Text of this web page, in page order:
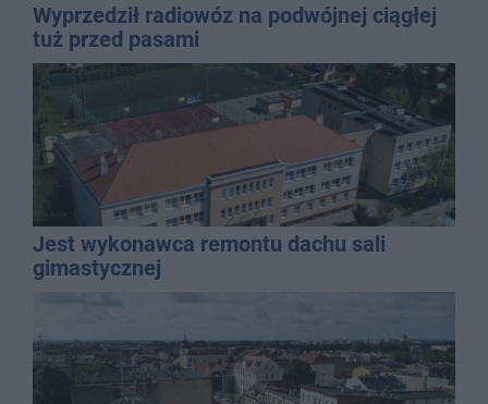
Wyprzedził radiowóz na podwójnej ciągłej
tuż przed pasami
Jest wykonawca remontu dachu sali
gimastycznej